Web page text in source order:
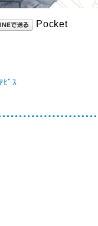
Pocket
ﾋﾞｽ